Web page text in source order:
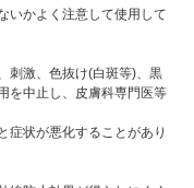
いかよく注意して使用して
刺激、色抜け(白斑等)、黒
を中止し、皮膚科専門医等
状が悪化することがあり